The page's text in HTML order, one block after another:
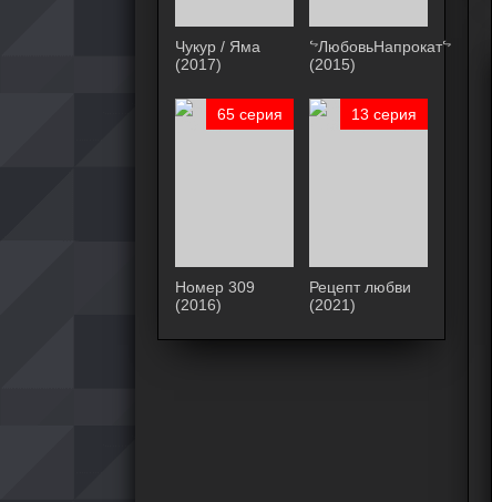
Чукур / Яма
(2017)
ᖦЛюбовьНапрокатᖦ
(2015)
65 серия
Номер 309
(2016)
13 серия
Рецепт любви
(2021)